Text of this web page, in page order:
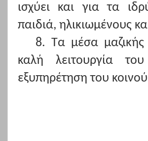
ισχύει και για τα
παιδιά, ηλικιωμένους
8. Τα μέσα μαζικής
καλή λειτουργία
εξυπηρέτηση του